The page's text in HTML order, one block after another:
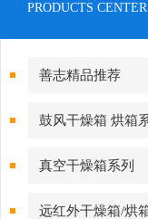
PRODUCTS CENTER
善志精品推荐
鼓风干燥箱 烘箱
真空干燥箱系列
远红外干燥箱/烘